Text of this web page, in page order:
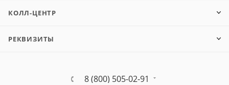
КОЛЛ-ЦЕНТР
РЕКВИЗИТЫ
8 (800) 505-02-91